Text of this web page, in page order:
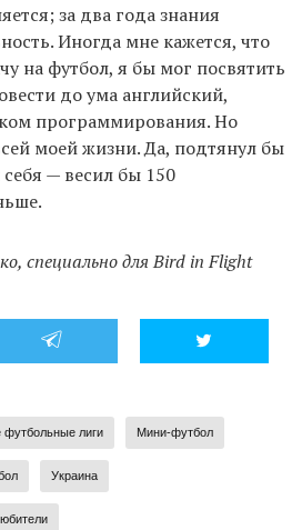
за два года знания
Иногда мне кажется, что
на футбол, я бы мог посвятить
до ума английский,
программирования. Но
моей жизни. Да, подтянул бы
— весил бы 150
специально для Bird in Flight
футбольные лиги Мини-футбол
Украина